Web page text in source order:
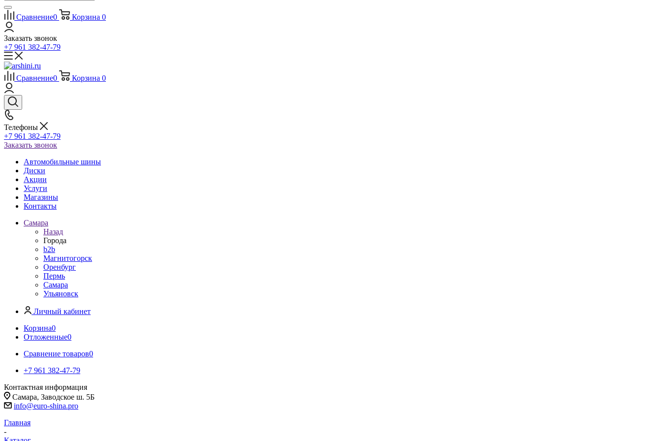
Сравнение0 Корзина 0
Заказать звонок
+7 961 382-47-79
Сравнение0 Корзина 0
Телефоны
+7 961 382-47-79
Заказать звонок
Автомобильные шины
Диски
Акции
Услуги
Магазины
Контакты
Самара
Назад
Города
b2b
Магнитогорск
Оренбург
Пермь
Самара
Ульяновск
Личный кабинет
Корзина0
Отложенные0
Сравнение товаров0
+7 961 382-47-79
Контактная информация
Самара, Заводское ш. 5Б
info@euro-shina.pro
Главная
-